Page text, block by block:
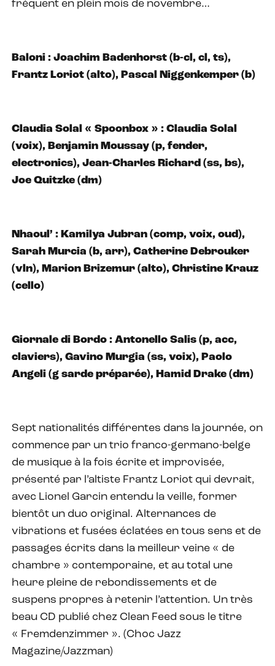
fréquent en plein mois de novembre…
Baloni : Joachim Badenhorst (b-cl, cl, ts),
Frantz Loriot (alto), Pascal Niggenkemper (b)
Claudia Solal « Spoonbox » : Claudia Solal
(voix), Benjamin Moussay (p, fender,
electronics), Jean-Charles Richard (ss, bs),
Joe Quitzke (dm)
Nhaoul’ : Kamilya Jubran (comp, voix, oud),
Sarah Murcia (b, arr), Catherine Debrouker
(vln), Marion Brizemur (alto), Christine Krauz
(cello)
Giornale di Bordo : Antonello Salis (p, acc,
claviers), Gavino Murgia (ss, voix), Paolo
Angeli (g sarde préparée), Hamid Drake (dm)
Sept nationalités différentes dans la journée, on
commence par un trio franco-germano-belge
de musique à la fois écrite et improvisée,
présenté par l’altiste Frantz Loriot qui devrait,
avec Lionel Garcin entendu la veille, former
bientôt un duo original. Alternances de
vibrations et fusées éclatées en tous sens et de
passages écrits dans la meilleur veine « de
chambre » contemporaine, et au total une
heure pleine de rebondissements et de
suspens propres à retenir l’attention. Un très
beau CD publié chez Clean Feed sous le titre
« Fremdenzimmer ». (Choc Jazz
Magazine/Jazzman)